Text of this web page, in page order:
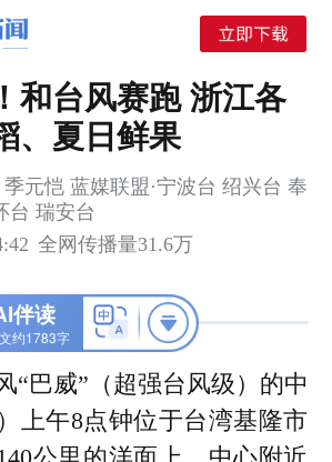
和台风赛跑 浙江各
、夏日鲜果
元恺 蓝媒联盟·宁波台 绍兴台 奉
台 瑞安台
全网传播量31.6万
伴读
约1783字
威 早稻抢收
夏季水果
食储备库
“巴威”（超强台风级）的中
上午8点钟位于台湾基隆市